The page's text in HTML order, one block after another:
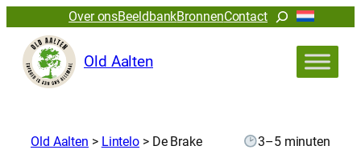
Over onsBeeldbankBronnenContactZoeken
Old Aalten
Old Aalten > Lintelo > De Brake 3–5 minuten